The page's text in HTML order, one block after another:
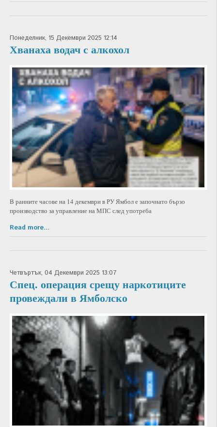
Понеделник, 15 Декември 2025 12:14
Хванаха водач с алкохол
В ранните часове на 14 декември в РУ Ямбол е започнато бързо
производство за управление на МПС след употреба
Read more...
Четвъртък, 04 Декември 2025 13:07
Спец. операция срещу наркотиците
провеждали в Ямболско